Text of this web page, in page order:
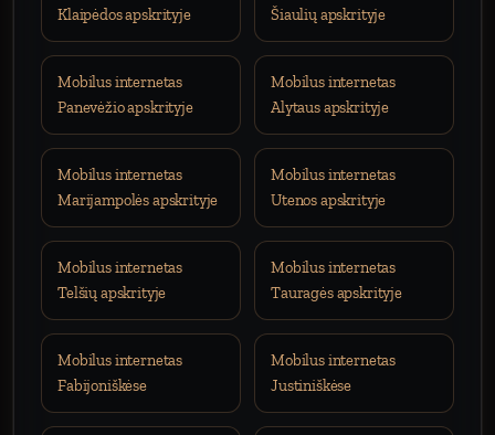
Klaipėdos apskrityje
Šiaulių apskrityje
Mobilus internetas
Panevėžio apskrityje
Mobilus internetas
Alytaus apskrityje
Mobilus internetas
Marijampolės apskrityje
Mobilus internetas
Utenos apskrityje
Mobilus internetas
Telšių apskrityje
Mobilus internetas
Tauragės apskrityje
Mobilus internetas
Fabijoniškėse
Mobilus internetas
Justiniškėse